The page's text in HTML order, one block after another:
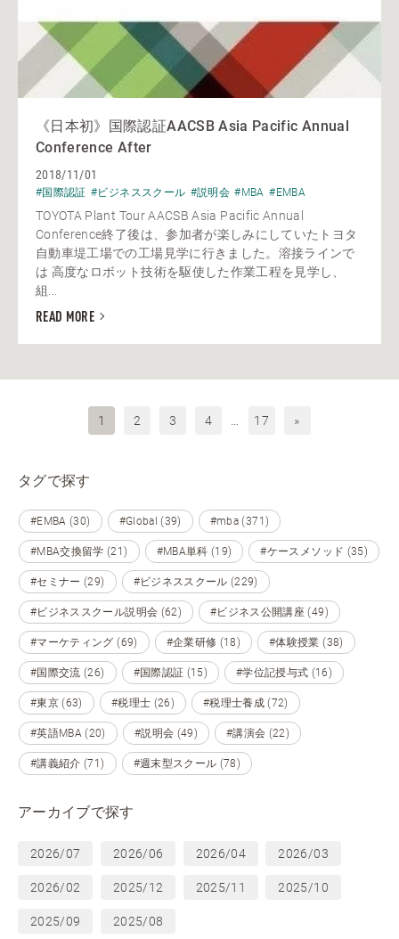
《日本初》国際認証AACSB Asia Pacific Annual
Conference After
2018/11/01
#国際認証 #ビジネススクール #説明会 #MBA #EMBA
TOYOTA Plant Tour AACSB Asia Pacific Annual
Conference終了後は、参加者が楽しみにしていたトヨタ
自動車堤工場での工場見学に行きました。溶接ラインで
は 高度なロボット技術を駆使した作業工程を見学し、
組...
READ MORE
1 2 3 4 17 »
タグで探す
#EMBA (30) #Global (39) #mba (371)
#MBA交換留学 (21) #MBA単科 (19) #ケースメソッド (35)
#セミナー (29) #ビジネススクール (229)
#ビジネススクール説明会 (62) #ビジネス公開講座 (49)
#マーケティング (69) #企業研修 (18) #体験授業 (38)
#国際交流 (26) #国際認証 (15) #学位記授与式 (16)
#東京 (63) #税理士 (26) #税理士養成 (72)
#英語MBA (20) #説明会 (49) #講演会 (22)
#講義紹介 (71) #週末型スクール (78)
アーカイブで探す
2026/07 2026/06 2026/04 2026/03
2026/02 2025/12 2025/11 2025/10
2025/09 2025/08